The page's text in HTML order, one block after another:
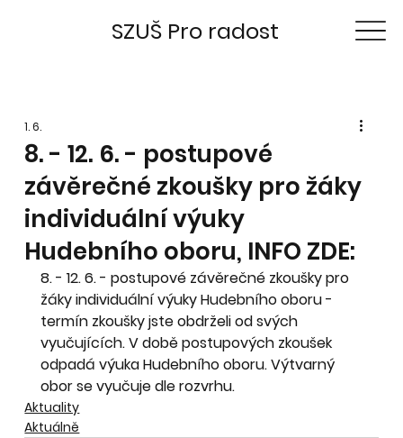
SZUŠ Pro radost
8. - 12. 6. - postupové
závěrečné zkoušky pro žáky
individuální výuky
Hudebního oboru, INFO ZDE:
1. 6.
8. - 12. 6. - postupové závěrečné zkoušky pro
žáky individuální výuky Hudebního oboru -
termín zkoušky jste obdrželi od svých
vyučujících. V době postupových zkoušek
odpadá výuka Hudebního oboru. Výtvarný
obor se vyučuje dle rozvrhu.
Aktuality
Aktuálně